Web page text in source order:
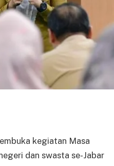
kegiatan Masa
dan swasta se-Jabar